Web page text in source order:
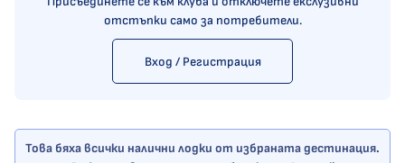
отстъпки само за потребители.
Вход / Регистрация
Това бяха всички налични лодки от избраната дестинация.